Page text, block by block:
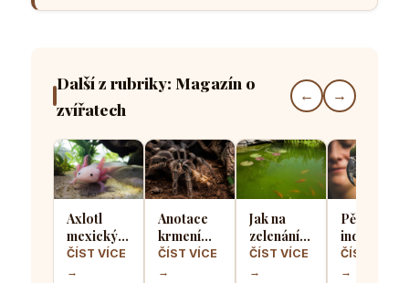
Další z rubriky: Magazín o
zvířatech
← →
Axlotl
mexický v
domácím
akváriu:
ČÍST VÍCE
→
Anotace
krmení
sklípkanů:
Jak často
ČÍST VÍCE
→
Jak na
zelenání
vody v
zahradním
ČÍST VÍCE
→
Pět
aktivit,
které
ČÍST VÍCE
→